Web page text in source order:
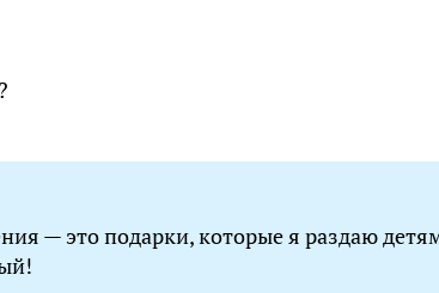
— это подарки, которые я раздаю